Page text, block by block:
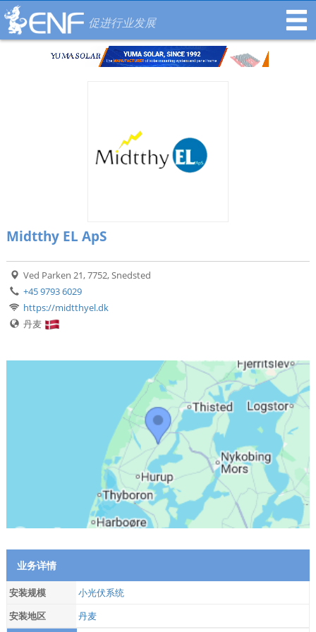
促进行业发展
Midtthy EL ApS
Ved Parken 21, 7752, Snedsted
+45 9793 6029
https://midtthyel.dk
丹麦
业务详情
安装规模
小光伏系统
安装地区
丹麦